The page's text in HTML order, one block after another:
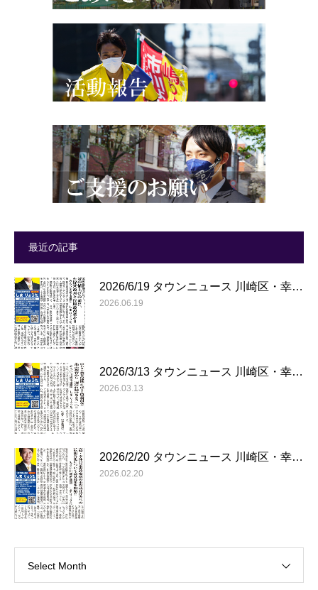
最近の記事
2026/6/19 タウンニュース 川崎区・幸…
2026.06.19
2026/3/13 タウンニュース 川崎区・幸…
2026.03.13
2026/2/20 タウンニュース 川崎区・幸…
2026.02.20
Select Month